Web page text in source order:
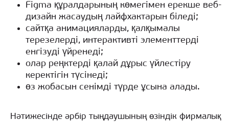
Figma құралдарының көмегімен ерекше веб-
дизайн жасаудың лайфхактарын біледі;
сайтқа анимацияларды, қалқымалы
терезелерді, интерактивті элементтерді
енгізуді үйренеді;
олар реңктерді қалай дұрыс үйлестіру
керектігін түсінеді;
өз жобасын сенімді түрде ұсына алады.
Нәтижесінде әрбір тыңдаушының өзіндік фирмалық